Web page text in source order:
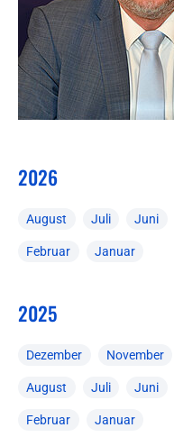
2026
August Juli Juni
Februar Januar
2025
Dezember November
August Juli Juni
Februar Januar